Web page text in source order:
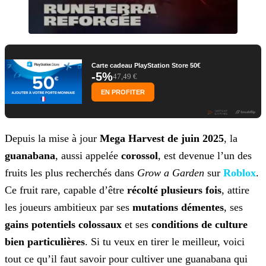
Carte cadeau PlayStation Store 50€
-5%47,49 €
EN PROFITER
Depuis la mise à jour Mega Harvest de juin 2025, la
guanabana, aussi appelée corossol, est devenue l’un des
fruits les plus recherchés dans Grow a Garden sur Roblox.
Ce fruit rare, capable d’être récolté plusieurs fois, attire
les joueurs ambitieux par ses mutations démentes, ses
gains potentiels colossaux et ses conditions de culture
bien particulières. Si tu veux en tirer le meilleur, voici
tout ce qu’il faut savoir pour cultiver une guanabana qui